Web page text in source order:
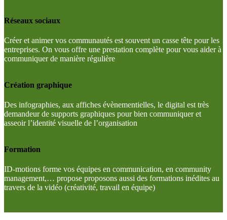
Réseaux sociaux
Créer et animer vos communautés est souvent un casse tête pour les
entreprises. On vous offre une prestation complète pour vous aider à
communiquer de manière régulière
Création graphique
Des infographies, aux affiches évènementielles, le digital est très
demandeur de supports graphiques pour bien communiquer et
asseoir l’identité visuelle de l’organisation
Formation
ID-motions forme vos équipes en communication, en community
management,… propose proposons aussi des formations inédites au
travers de la vidéo (créativité, travail en équipe)